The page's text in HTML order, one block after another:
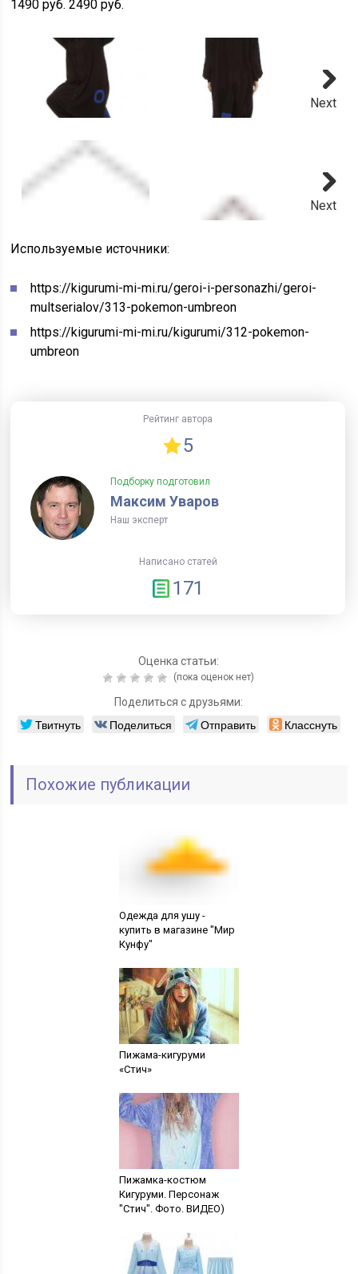
1490 руб.2490 руб.
Next
Next
Используемые источники:
https://kigurumi-mi-mi.ru/geroi-i-personazhi/geroi-
multserialov/313-pokemon-umbreon
https://kigurumi-mi-mi.ru/kigurumi/312-pokemon-
umbreon
Рейтинг автора
5
Подборку подготовил
Максим Уваров
Наш эксперт
Написано статей
171
Оценка статьи:
(пока оценок нет)
Поделиться с друзьями:
Твитнуть Поделиться Отправить Класснуть
Похожие публикации
Одежда для ушу -
купить в магазине "Мир
Кунфу"
Пижама-кигуруми
«Стич»
Пижамка-костюм
Кигуруми. Персонаж
"Стич". Фото. ВИДЕО)